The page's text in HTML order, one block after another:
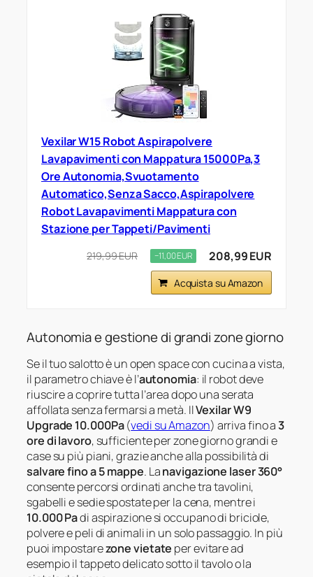
Vexilar W15 Robot Aspirapolvere
Lavapavimenti con Mappatura 15000Pa,3
Ore Autonomia,Svuotamento
Automatico,Senza Sacco,Aspirapolvere
Robot Lavapavimenti Mappatura con
Stazione per Tappeti/Pavimenti
219,99 EUR −11,00 EUR 208,99 EUR
Acquista su Amazon
Autonomia e gestione di grandi zone giorno
Se il tuo salotto è un open space con cucina a vista,
il parametro chiave è l’autonomia: il robot deve
riuscire a coprire tutta l’area dopo una serata
affollata senza fermarsi a metà. IlVexilar W9
Upgrade 10.000Pa(vedi su Amazon) arriva fino a3
ore di lavoro, sufficiente per zone giorno grandi e
case su più piani, grazie anche alla possibilità di
salvare fino a 5 mappe. Lanavigazione laser 360°
consente percorsi ordinati anche tra tavolini,
sgabelli e sedie spostate per la cena, mentre i
10.000 Padi aspirazione si occupano di briciole,
polvere e peli di animali in un solo passaggio. In più
puoi impostarezone vietate per evitare ad
esempio il tappeto delicato sotto il tavolo o la